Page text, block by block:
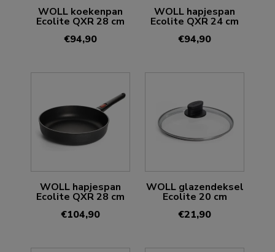
WOLL koekenpan
Ecolite QXR 28 cm
€94,90
WOLL hapjespan
Ecolite QXR 24 cm
€94,90
WOLL hapjespan
Ecolite QXR 28 cm
€104,90
WOLL glazendeksel
Ecolite 20 cm
€21,90